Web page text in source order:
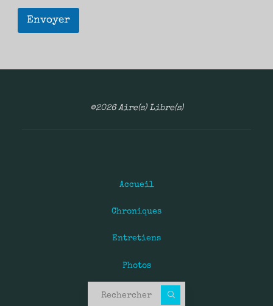
Envoyer
©2026 Aire(s) Libre(s)
Accueil
Chroniques
Entretiens
Photos